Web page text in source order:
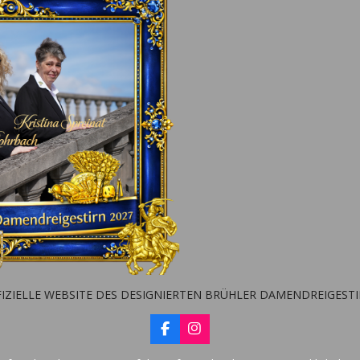
WEBSITE DES DESIGNIERTEN BRÜHLER
F
a
I
n